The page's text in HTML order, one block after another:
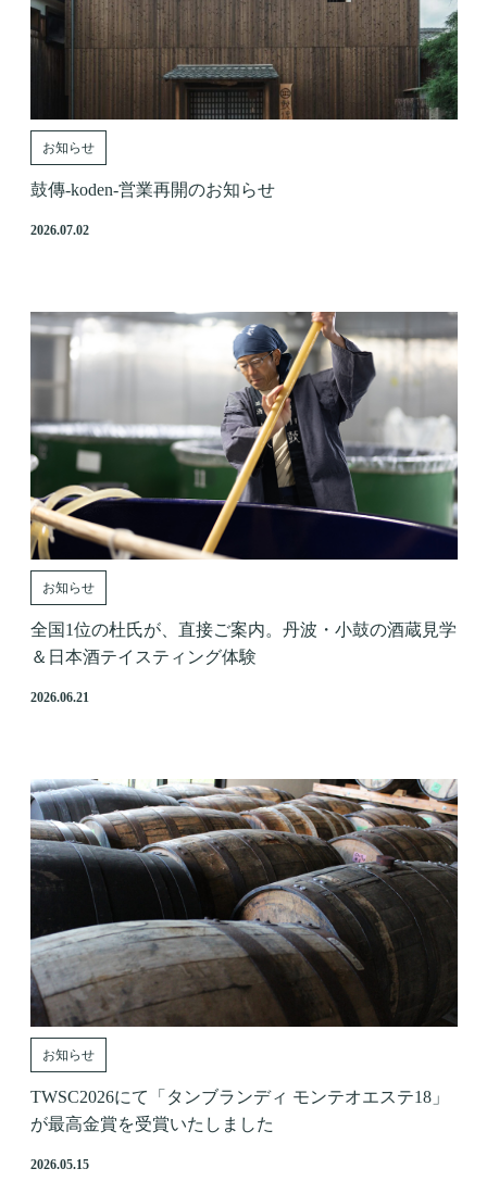
お知らせ
鼓傳-koden-営業再開のお知らせ
2026.07.02
お知らせ
全国1位の杜氏が、直接ご案内。丹波・小鼓の酒蔵見学
＆日本酒テイスティング体験
2026.06.21
お知らせ
TWSC2026にて「タンブランディ モンテオエステ18」
が最高金賞を受賞いたしました
2026.05.15